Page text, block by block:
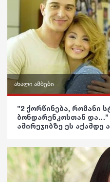
ინტერვიუ
შოუბიზნესი
მედიცინა
კულინარია
ასტროლოგია
ახალი ამბები
ვიდეო
საზოგადოება
”2 ქორწინება, რომანი
ბონდარენკოსთან და…”
ამირეჯიბზე ეს აქამდე